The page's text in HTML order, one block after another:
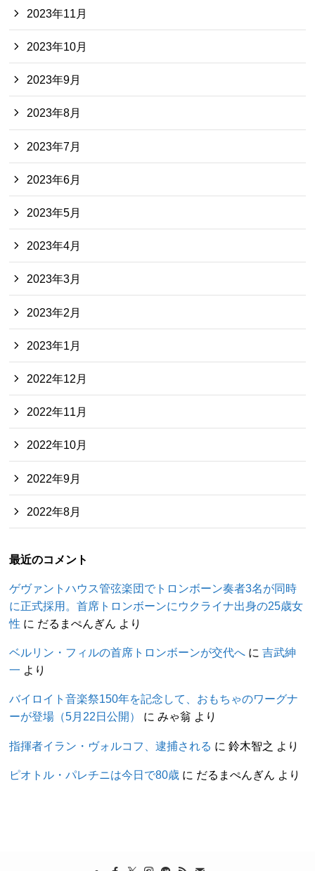
2023年11月
2023年10月
2023年9月
2023年8月
2023年7月
2023年6月
2023年5月
2023年4月
2023年3月
2023年2月
2023年1月
2022年12月
2022年11月
2022年10月
2022年9月
2022年8月
最近のコメント
ゲヴァントハウス管弦楽団でトロンボーン奏者3名が同時
に正式採用。首席トロンボーンにウクライナ出身の25歳女
性 に だるまぺんぎん より
ベルリン・フィルの首席トロンボーンが交代へ に吉武紳
一 より
バイロイト音楽祭150年を記念して、おもちゃのワーグナ
ーが登場（5月22日公開）
にみゃ翁 より
指揮者イラン・ヴォルコフ、逮捕される に鈴木智之 より
ピオトル・パレチニは今日で80歳 に だるまぺんぎん より